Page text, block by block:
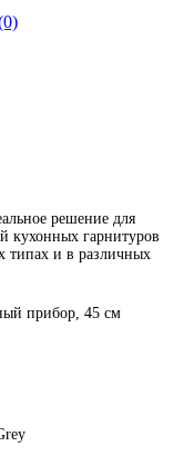
прибор, 45 см